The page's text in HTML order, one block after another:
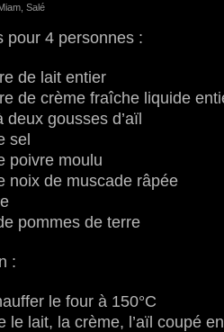
Salé
pour 4 personnes :
de lait entier
de crème fraîche liquide
deux gousses d’aïl
sel
poivre moulu
noix de muscade râpée
pommes de terre
:
le four à 150°C
le lait, la crème, l’aïl coupé